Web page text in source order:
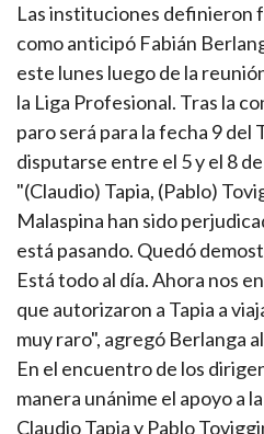
Las instituciones definieron
como anticipó Fabián
este lunes luego de la
la Liga Profesional. Tras la
paro será para la fecha 9 del
disputarse entre el 5 y el 8
"(Claudio) Tapia, (Pablo)
Malaspina han sido
está pasando. Quedó
Está todo al día. Ahora nos
que autorizaron a Tapia a
muy raro", agregó Berlanga
En el encuentro de los
manera unánime el apoyo a
Claudio Tapia y Pablo